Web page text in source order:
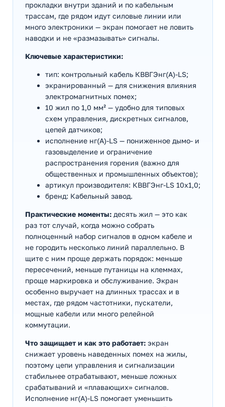
прокладки внутри зданий и по кабельным
трассам, где рядом идут силовые линии или
много электроники — экран помогает не ловить
наводки и не «размазывать» сигналы.
Ключевые характеристики:
тип: контрольный кабель КВВГЭнг(А)-LS;
экранированный — для снижения влияния
электромагнитных помех;
10 жил по 1,0 мм² — удобно для типовых
схем управления, дискретных сигналов,
цепей датчиков;
исполнение нг(А)-LS — пониженное дымо- и
газовыделение и ограничение
распространения горения (важно для
общественных и промышленных объектов);
артикул производителя: КВВГЭнг-LS 10х1,0;
бренд: Кабельный завод.
Практические моменты: десять жил — это как
раз тот случай, когда можно собрать
полноценный набор сигналов в одном кабеле и
не городить несколько линий параллельно. В
щите с ним проще держать порядок: меньше
пересечений, меньше путаницы на клеммах,
проще маркировка и обслуживание. Экран
особенно выручает на длинных трассах и в
местах, где рядом частотники, пускатели,
мощные кабели или много релейной
коммутации.
Что защищает и как это работает: экран
снижает уровень наведенных помех на жилы,
поэтому цепи управления и сигнализации
стабильнее отрабатывают, меньше ложных
срабатываний и «плавающих» сигналов.
Исполнение нг(А)-LS помогает уменьшить